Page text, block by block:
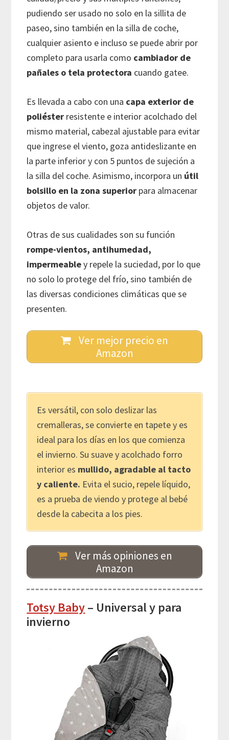
pudiendo ser usado no solo en la sillita de
paseo, sino también en la silla de coche,
cualquier asiento e incluso se puede abrir por
completo para usarla como cambiador de
pañales o tela protectora cuando gatee.
Es llevada a cabo con una capa exterior de
poliéster resistente e interior acolchado del
mismo material, cabezal ajustable para evitar
que ingrese el viento, goza antideslizante en
la parte inferior y con 5 puntos de sujeción a
la silla del coche. Asimismo, incorpora un útil
bolsillo en la zona superior para almacenar
objetos de valor.
Otras de sus cualidades son su función
rompe-vientos, antihumedad,
impermeabley repele la suciedad, por lo que
no solo lo protege del frío, sino también de
las diversas condiciones climáticas que se
presenten.
Ver mejor precio en
Amazon
Es versátil, con solo deslizar las
cremalleras, se convierte en tapete y es
ideal para los días en los que comienza
el invierno. Su suave y acolchado forro
interior es mullido, agradable al tacto
y caliente. Evita el sucio, repele líquido,
es a prueba de viendo y protege al bebé
desde la cabecita a los pies.
Ver más opiniones en
Amazon
Totsy Baby– Universal y para
invierno